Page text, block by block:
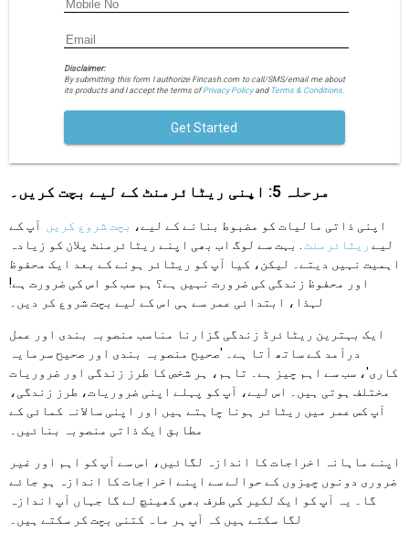
Disclaimer:
By submitting this form I authorize Fincash.com to call/SMS/email me about
its products and I accept the terms ofPrivacy Policyand Terms & Conditions.
Get Started
مرحلہ 5: اپنی ریٹائرمنٹ کے لیے بچت کریں۔
اپنی ذاتی مالیات کو مضبوط بنانے کے لیے، بچت شروع کریں آپ کے
لیے ریٹائرمنٹ
. بہت سے لوگ اب بھی اپنے ریٹائرمنٹ پلان کو زیادہ
اہمیت نہیں دیتے۔ لیکن، کیا آپ کو ریٹائر ہونے کے بعد ایک محفوظ
اور محفوظ زندگی کی ضرورت نہیں ہے؟ ہم سب کو اس کی ضرورت ہے!
لہذا، ابتدائی عمر سے ہی اس کے لیے بچت شروع کر دیں۔
ایک بہترین ریٹائرڈ زندگی گزارنا مناسب منصوبہ بندی اور عمل
درآمد کے ساتھ آتا ہے۔ 'صحیح منصوبہ بندی اور صحیح سرمایہ
کاری'، سب سے اہم چیز ہے۔ تاہم، ہر شخص کا طرز زندگی اور ضروریات
مختلف ہوتی ہیں۔ اس لیے، آپ کو پہلے اپنی ضروریات، طرز زندگی،
آپ کس عمر میں ریٹائر ہونا چاہتے ہیں اور اپنی سالانہ کمائی کے
مطابق ایک ذاتی منصوبہ بنائیں۔
اپنے ماہانہ اخراجات کا اندازہ لگائیں، اس سے آپ کو اہم اور غیر
ضروری دونوں چیزوں کے حوالے سے اپنے اخراجات کا اندازہ ہو جائے
گا۔ یہ آپ کو ایک لکیر کی طرف بھی کھینچ لے گا جہاں آپ اندازہ
لگا سکتے ہیں کہ آپ ہر ماہ کتنی بچت کر سکتے ہیں۔